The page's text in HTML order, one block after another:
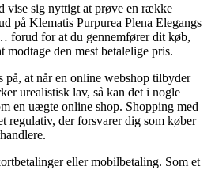
vise sig nyttigt at prøve en række
på Klematis Purpurea Plena Elegangs
forud for at du gennemfører dit køb,
modtage den mest betalelige pris.
at når en online webshop tilbyder
urealistisk lav, så kan det i nogle
en uægte online shop. Shopping med
regulativ, der forsvarer dig som køber
eller mobilbetaling. Som et